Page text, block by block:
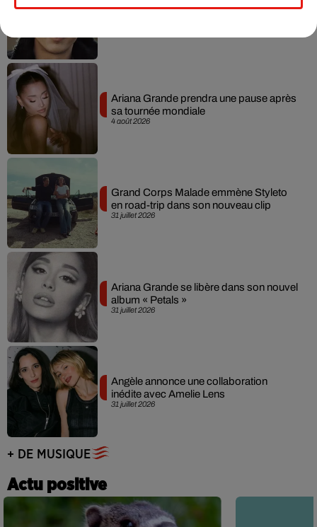
4 août 2026
Ariana Grande prendra une pause après
sa tournée mondiale
31 juillet 2026
Grand Corps Malade emmène Styleto
en road-trip dans son nouveau clip
31 juillet 2026
Ariana Grande se libère dans son nouvel
album « Petals »
31 juillet 2026
Angèle annonce une collaboration
inédite avec Amelie Lens
+ DE MUSIQUE
Actu positive